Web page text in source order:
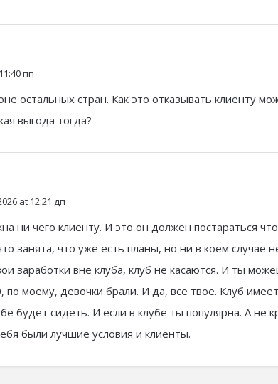
пп
остальных стран. Как это отказывать клиенту
выгода тогда?
at 12:21 дп
ни чего клиенту. И это он должен постараться
занята, что уже есть планы, но ни в коем случае
заработки вне клуба, клуб не касаются. И ты
моему, девочки брали. И да, все твое. Клуб имеет
будет сидеть. И если в клубе ты популярна. А не
были лучшие условия и клиенты.